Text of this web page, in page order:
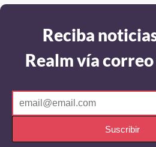
Reciba
Realm vía
Suscribir